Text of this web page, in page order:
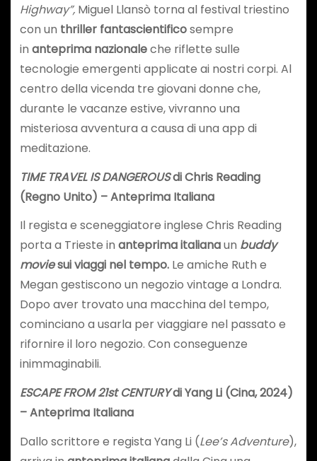
Highway”, Miguel Llansò torna al festival triestino
con un thriller fantascientificosempre
in anteprima nazionaleche riflette sulle
tecnologie emergenti applicate ai nostri corpi. Al
centro della vicenda tre giovani donne che,
durante le vacanze estive, vivranno una
misteriosa avventura a causa di una app di
meditazione.
TIME TRAVEL IS DANGEROUSdi Chris Reading
(Regno Unito) – Anteprima Italiana
Il regista e sceneggiatore inglese Chris Reading
porta a Trieste in anteprima italianaun buddy
moviesui viaggi nel tempo.Le amiche Ruth e
Megan gestiscono un negozio vintage a Londra.
Dopo aver trovato una macchina del tempo,
cominciano a usarla per viaggiare nel passato e
rifornire il loro negozio. Con conseguenze
inimmaginabili.
ESCAPE FROM 21st CENTURYdi Yang Li (Cina, 2024)
– Anteprima Italiana
Dallo scrittore e regista Yang Li (Lee’s Adventure),